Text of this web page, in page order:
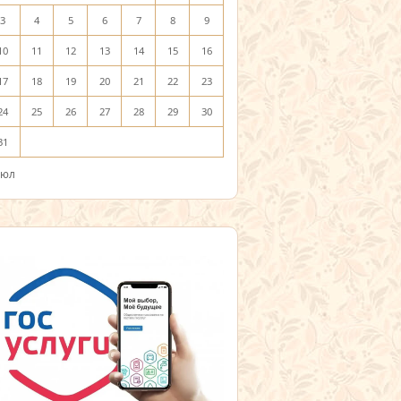
3 4 5 6 7 8 9
11 12 13 14 15 16
18 19 20 21 22 23
25 26 27 28 29 30